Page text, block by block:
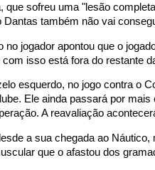
sofreu uma "lesão
Dantas também não vai
jogador apontou que o
isso está fora do restante
esquerdo, no jogo contra o
Ele ainda passará por
A reavaliação
a sua chegada ao
que o afastou dos